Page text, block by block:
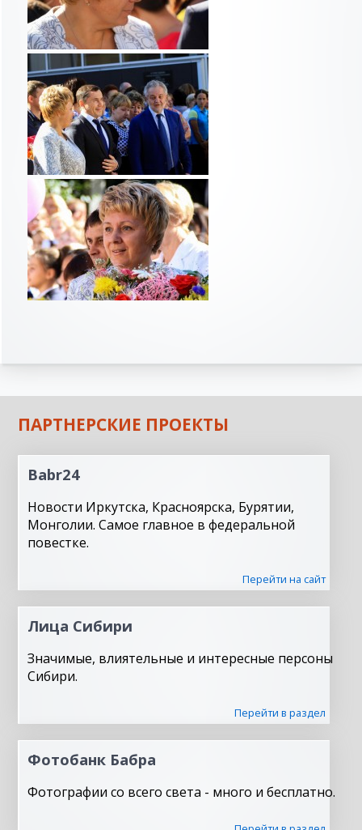
ПАРТНЕРСКИЕ ПРОЕКТЫ
Babr24
Новости Иркутска, Красноярска, Бурятии,
Монголии. Самое главное в федеральной
повестке.
Перейти на сайт
Лица Сибири
Значимые, влиятельные и интересные персоны
Сибири.
Перейти в раздел
Фотобанк Бабра
Фотографии со всего света - много и бесплатно.